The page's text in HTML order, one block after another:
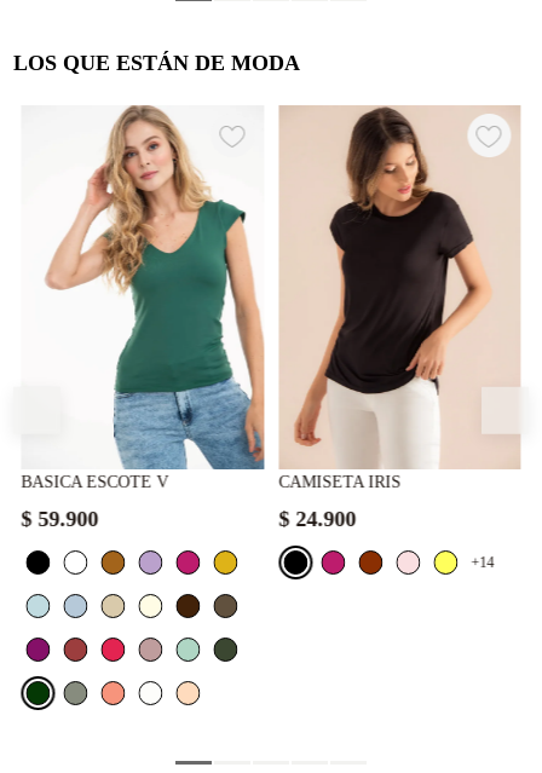
LOS QUE ESTÁN DE MODA
BASICA ESCOTE V
$ 59.900
CAMISETA IRIS
$ 24.900
+14